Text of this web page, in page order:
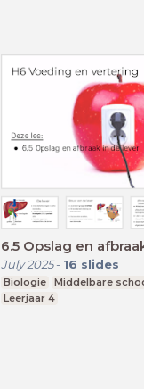
6.5 Opslag en
July 2025- 16 slides
Biologie Middelbare
Leerjaar 4